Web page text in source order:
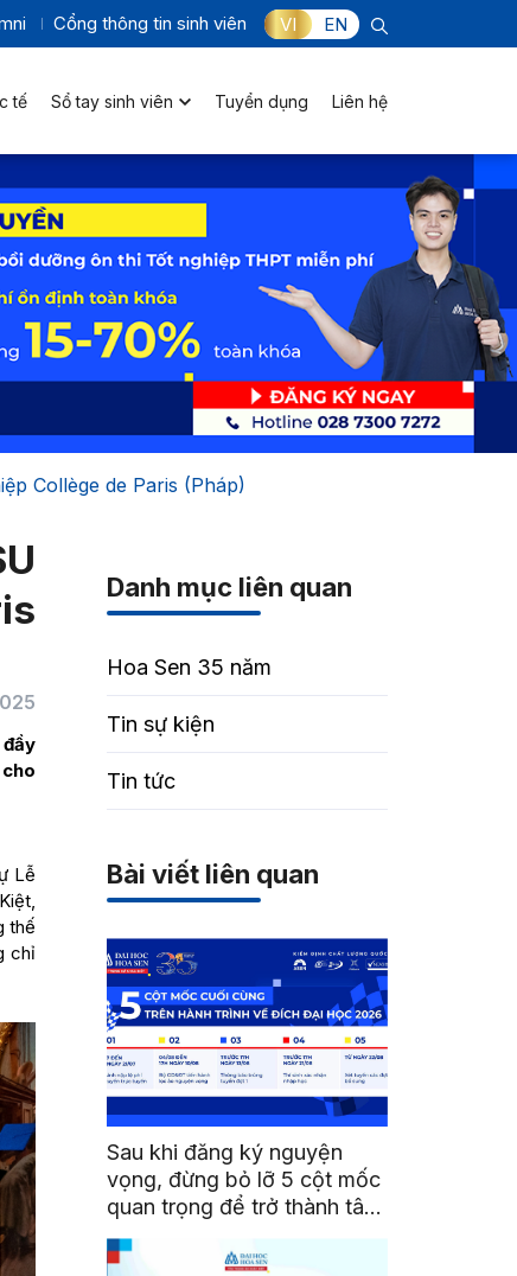
Cổng thông tin sinh viên VI EN
tế Sổ tay sinh viên Tuyển dụng Liên hệ
Collège de Paris (Pháp)
Lễ
thế
chỉ
Danh mục liên quan
Hoa Sen 35 năm
Tin sự kiện
Tin tức
Bài viết liên quan
Sau khi đăng ký nguyện
vọng, đừng bỏ lỡ 5 cột mốc
quan trọng để trở thành tân
sinh viên HSU